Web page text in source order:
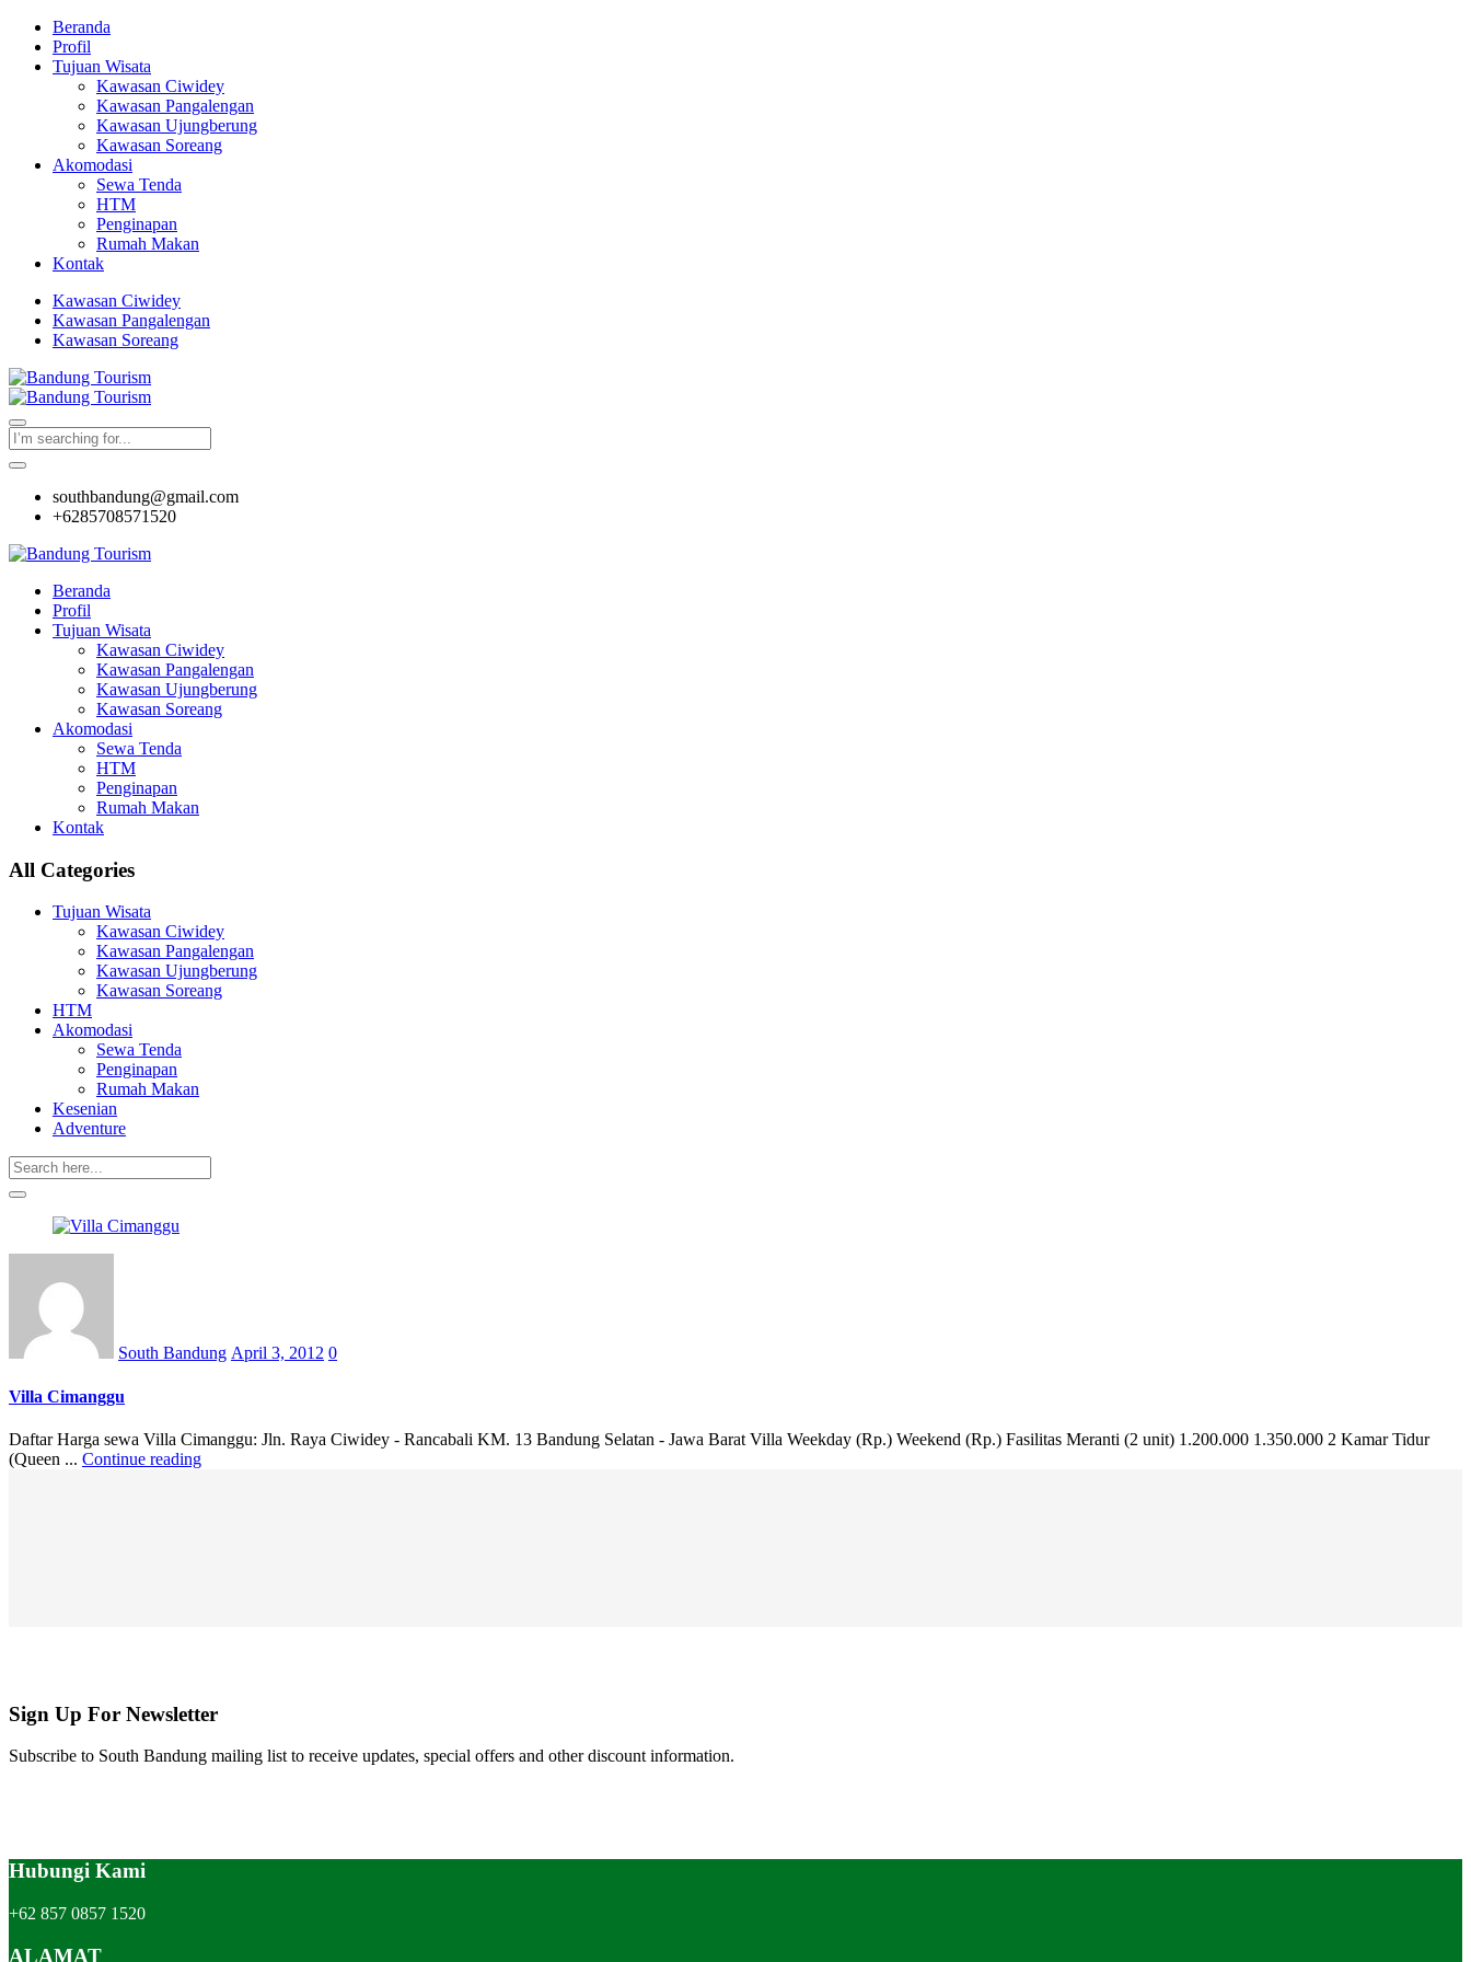
Beranda
Profil
Tujuan Wisata
Kawasan Ciwidey
Kawasan Pangalengan
Kawasan Ujungberung
Kawasan Soreang
Akomodasi
Sewa Tenda
HTM
Penginapan
Rumah Makan
Kontak
Kawasan Ciwidey
Kawasan Pangalengan
Kawasan Soreang
southbandung@gmail.com
+6285708571520
Beranda
Profil
Tujuan Wisata
Kawasan Ciwidey
Kawasan Pangalengan
Kawasan Ujungberung
Kawasan Soreang
Akomodasi
Sewa Tenda
HTM
Penginapan
Rumah Makan
Kontak
All Categories
Tujuan Wisata
Kawasan Ciwidey
Kawasan Pangalengan
Kawasan Ujungberung
Kawasan Soreang
HTM
Akomodasi
Sewa Tenda
Penginapan
Rumah Makan
Kesenian
Adventure
South Bandung April 3, 2012 0
Villa Cimanggu
Daftar Harga sewa Villa Cimanggu: Jln. Raya Ciwidey - Rancabali KM. 13 Bandung Selatan - Jawa Barat Villa Weekday (Rp.) Weekend (Rp.) Fasilitas Meranti (2 unit) 1.200.000 1.350.000 2 Kamar Tidur
(Queen ... Continue reading
Sign Up For Newsletter
Subscribe to South Bandung mailing list to receive updates, special offers and other discount information.
Hubungi Kami
+62 857 0857 1520
ALAMAT